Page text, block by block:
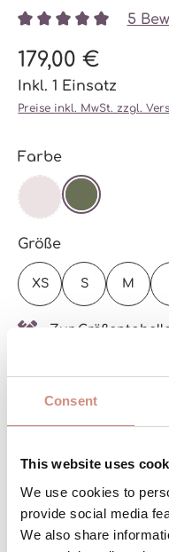
Consent
This website uses
We use cookies to
provide social media
We also share
5
179,00 €
Inkl. 1 Einsatz
Preise inkl. MwSt. zzgl.
Farbeauswählen
DARK ROSE
(DIESE OPTION IST
OLIVE
Größeauswählen
XS S M
Zur Größentabelle
dir!
Stk
Produktnummer: